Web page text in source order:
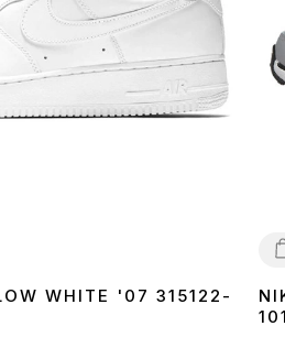
46
WHITE '07 315122-